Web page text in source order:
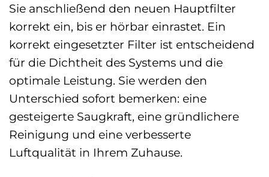
Sie anschließend den neuen Hauptfilter
korrekt ein, bis er hörbar einrastet. Ein
korrekt eingesetzter Filter ist entscheidend
für die Dichtheit des Systems und die
optimale Leistung. Sie werden den
Unterschied sofort bemerken: eine
gesteigerte Saugkraft, eine gründlichere
Reinigung und eine verbesserte
Luftqualität in Ihrem Zuhause.